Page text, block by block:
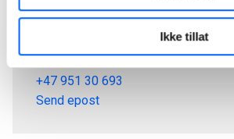
Ikke tillat
Manager, Media Relations Norway,
+47 951 30 693
Send epost